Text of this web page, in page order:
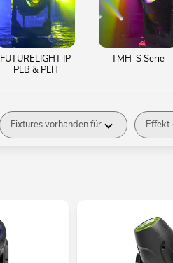
FUTURELIGHT IP
PLB & PLH
TMH-S Serie
Fixtures vorhanden für Effekt